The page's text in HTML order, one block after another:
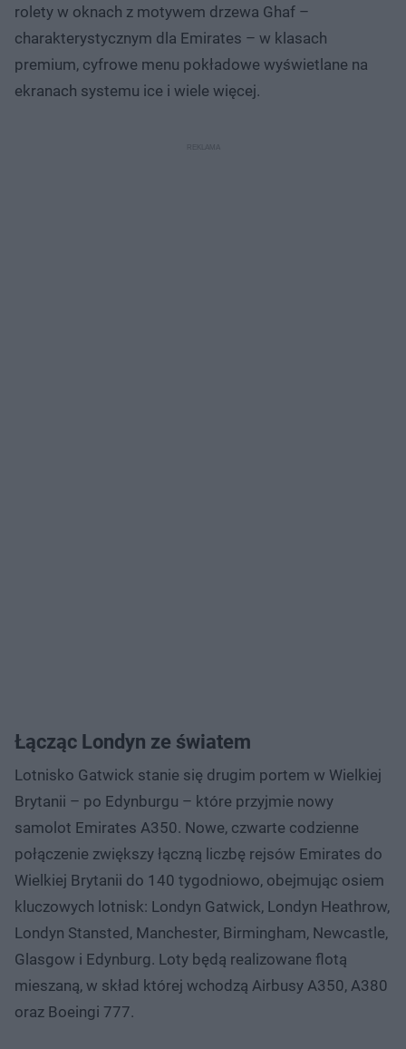
rolety w oknach z motywem drzewa Ghaf –
charakterystycznym dla Emirates – w klasach
premium, cyfrowe menu pokładowe wyświetlane na
ekranach systemu ice i wiele więcej.
Łącząc Londyn ze światem
Lotnisko Gatwick stanie się drugim portem w Wielkiej
Brytanii – po Edynburgu – które przyjmie nowy
samolot Emirates A350. Nowe, czwarte codzienne
połączenie zwiększy łączną liczbę rejsów Emirates do
Wielkiej Brytanii do 140 tygodniowo, obejmując osiem
kluczowych lotnisk: Londyn Gatwick, Londyn Heathrow,
Londyn Stansted, Manchester, Birmingham, Newcastle,
Glasgow i Edynburg. Loty będą realizowane flotą
mieszaną, w skład której wchodzą Airbusy A350, A380
oraz Boeingi 777.